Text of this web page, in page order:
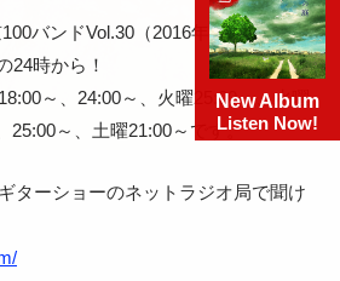
バンドVol.30（2016年9月号）」の
24時から！
～、24:00～、火曜25:00～、水曜
25:00～、土曜21:00～です。
ターショーのネットラジオ局で聞け
New Album
Listen Now!